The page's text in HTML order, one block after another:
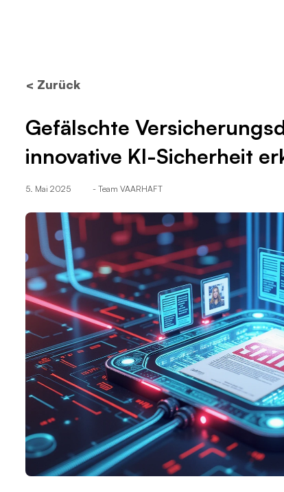
< Zurück
Gefälschte
innovative KI-Sicherheit
5. Mai 2025 - Team VAARHAFT